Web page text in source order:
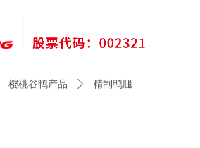
樱桃谷鸭产品 ꄲ 精制鸭腿